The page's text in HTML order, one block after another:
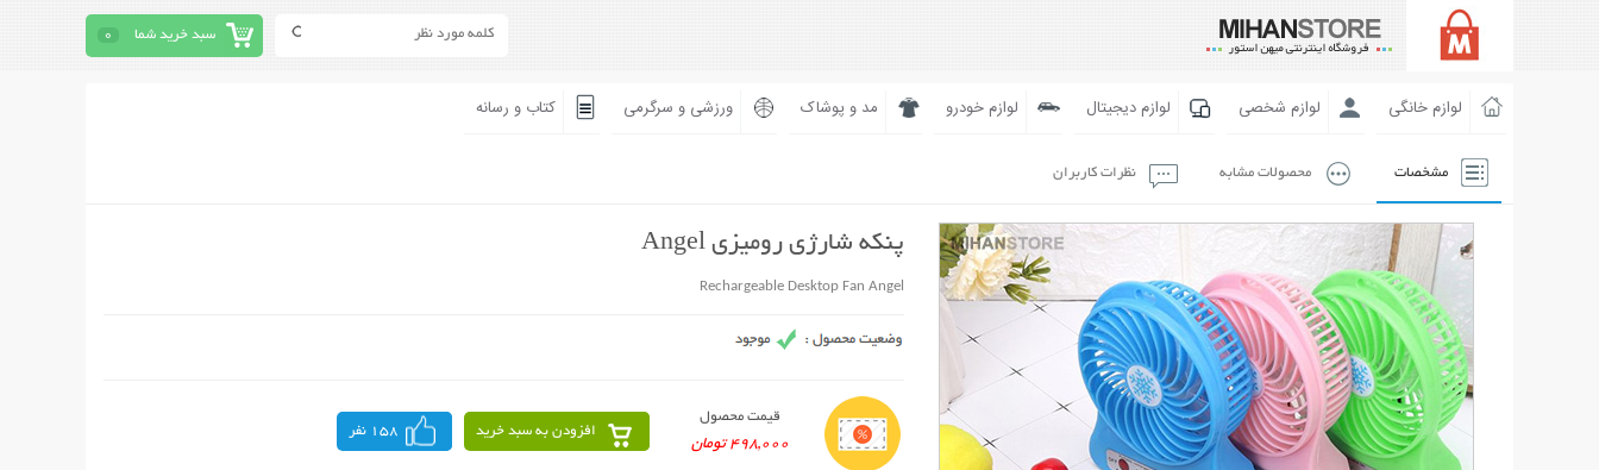
سبد خرید شما 0
لوازم خانگی لوازم شخصی لوازم دیجیتال لوازم خودرو مد و پوشاک ورزشی و سرگرمی کتاب و رسانه
مشخصات محصولات مشابه نظرات کاربران
پنکه شارژی رومیزی Angel
Rechargeable Desktop Fan Angel
قیمت محصول
498,000 تومان
افزودن به سبد خرید 158 نفر